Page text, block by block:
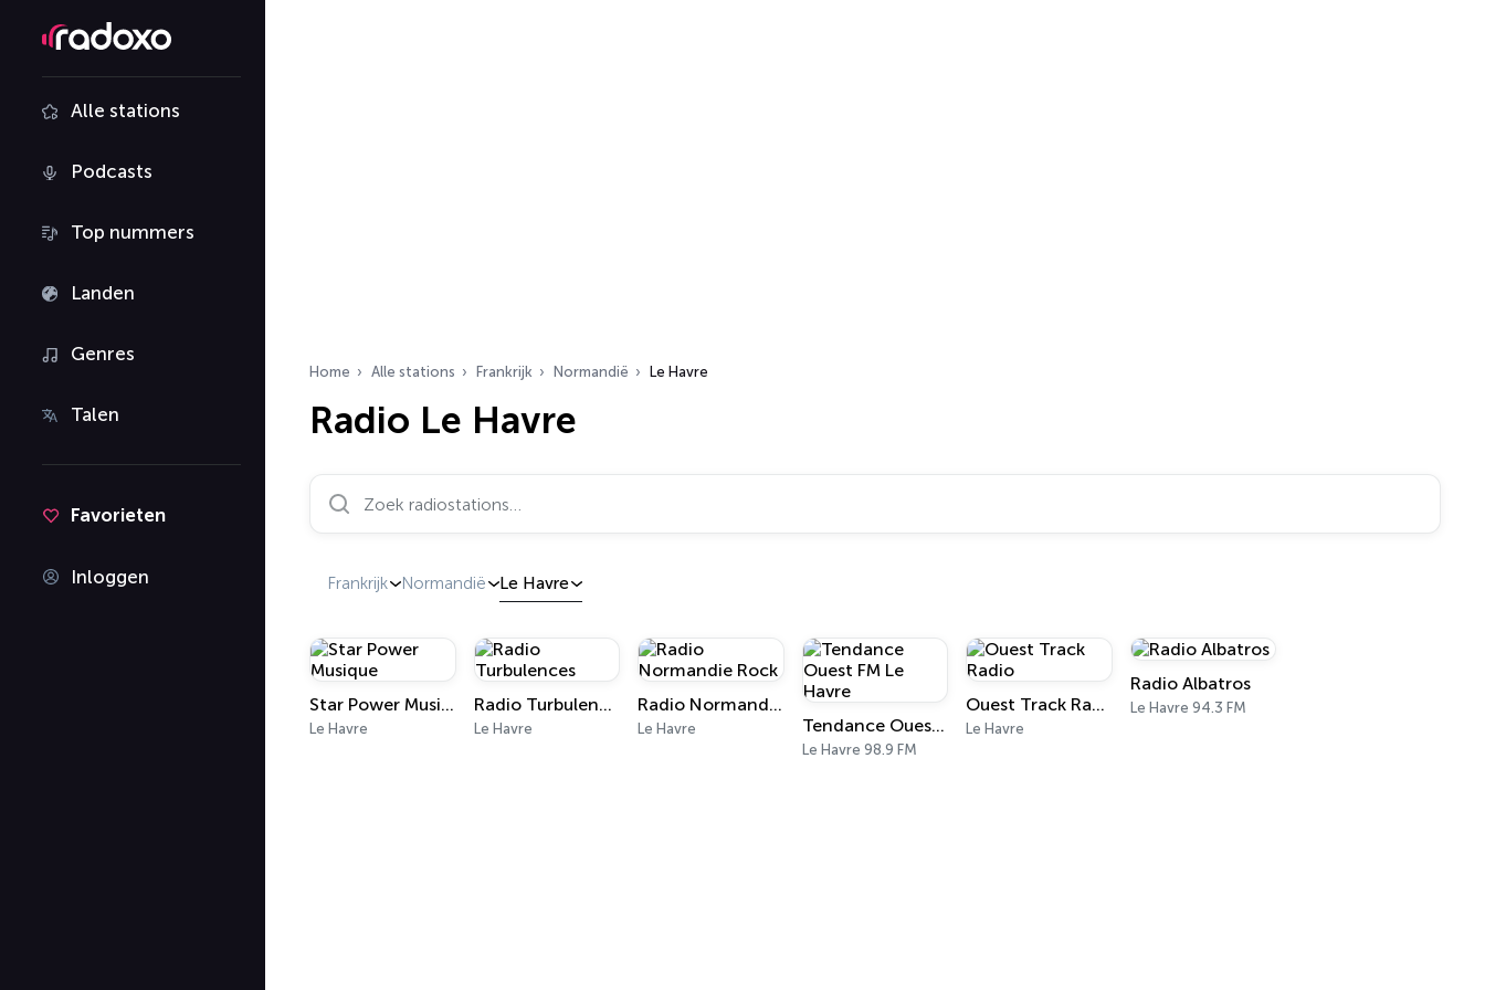
Alle stations
Podcasts
Top nummers
Landen
Genres
Talen
Favorieten
Inloggen
Home Alle stations Frankrijk Normandië Le Havre
Radio Le Havre
Zoek radiostations…
Frankrijk Normandië Le Havre
Star Power Musique
Le Havre
Radio Turbulences
Le Havre
Radio Normandie Rock
Le Havre Tendance Ouest FM Le Havre
Le Havre 98.9 FM
Ouest Track Radio
Le Havre
Radio Albatros
Le Havre 94.3 FM